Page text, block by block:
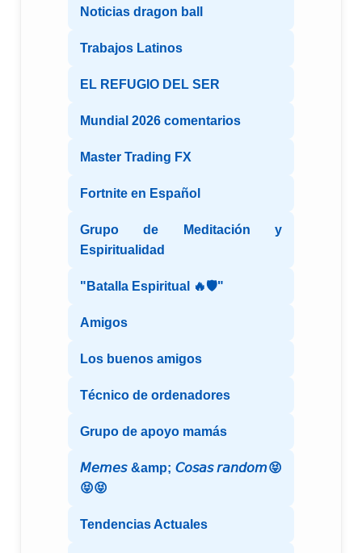
Noticias dragon ball
Trabajos Latinos
EL REFUGIO DEL SER
Mundial 2026 comentarios
Master Trading FX
Fortnite en Español
Grupo de Meditación y
Espiritualidad
"Batalla Espiritual 🔥🛡️"
Amigos
Los buenos amigos
Técnico de ordenadores
Grupo de apoyo mamás
𝘔𝘦𝘮𝘦𝘴 &amp; 𝘊𝘰𝘴𝘢𝘴 𝘳𝘢𝘯𝘥𝘰𝘮😝
😝😝
Tendencias Actuales